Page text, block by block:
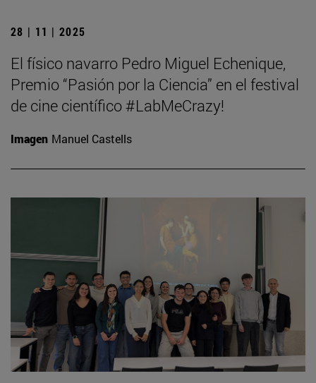
28 | 11 | 2025
El físico navarro Pedro Miguel Echenique,
Premio “Pasión por la Ciencia” en el festival
de cine científico #LabMeCrazy!
Imagen Manuel Castells